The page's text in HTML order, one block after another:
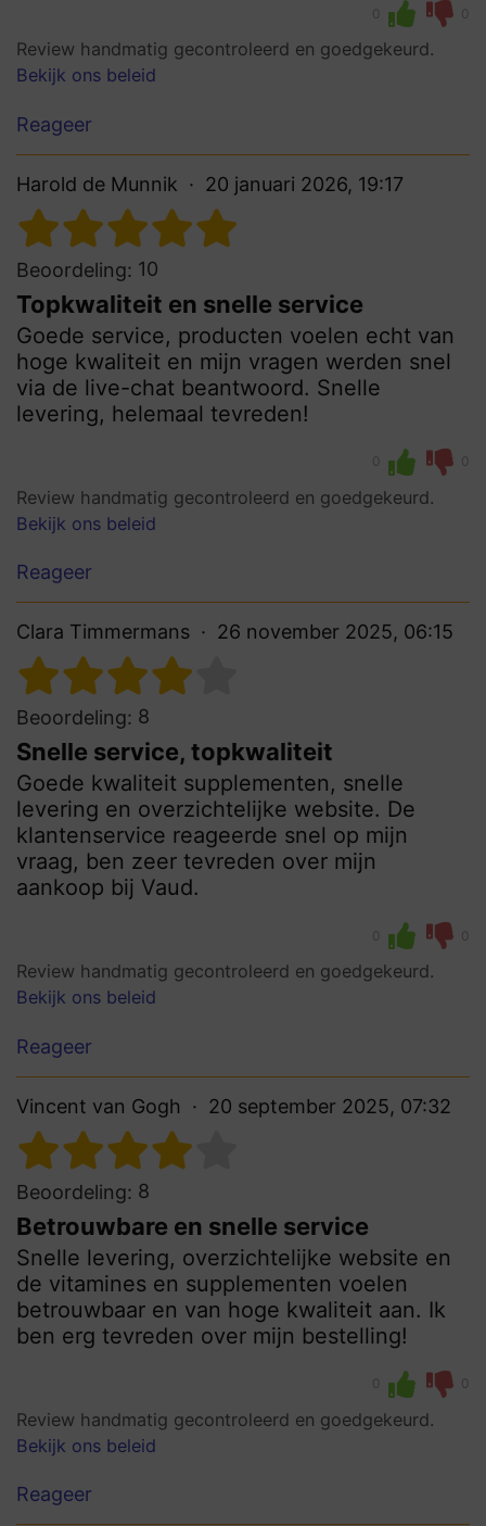
0 0
Review handmatig gecontroleerd en goedgekeurd.
Bekijk ons beleid
Reageer
Harold de Munnik 20 januari 2026, 19:17
Beoordeling: 10
Topkwaliteit en snelle service
Goede service, producten voelen echt van
hoge kwaliteit en mijn vragen werden snel
via de live-chat beantwoord. Snelle
levering, helemaal tevreden!
0 0
Review handmatig gecontroleerd en goedgekeurd.
Bekijk ons beleid
Reageer
Clara Timmermans 26 november 2025, 06:15
Beoordeling: 8
Snelle service, topkwaliteit
Goede kwaliteit supplementen, snelle
levering en overzichtelijke website. De
klantenservice reageerde snel op mijn
vraag, ben zeer tevreden over mijn
aankoop bij Vaud.
0 0
Review handmatig gecontroleerd en goedgekeurd.
Bekijk ons beleid
Reageer
Vincent van Gogh 20 september 2025, 07:32
Beoordeling: 8
Betrouwbare en snelle service
Snelle levering, overzichtelijke website en
de vitamines en supplementen voelen
betrouwbaar en van hoge kwaliteit aan. Ik
ben erg tevreden over mijn bestelling!
0 0
Review handmatig gecontroleerd en goedgekeurd.
Bekijk ons beleid
Reageer